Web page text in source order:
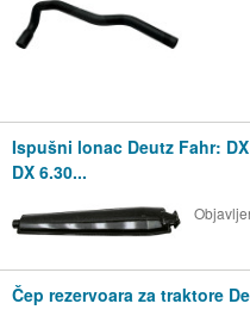
Ispušni lonac Deutz Fahr: DX
DX 6.30...
Čep rezervoara za traktore